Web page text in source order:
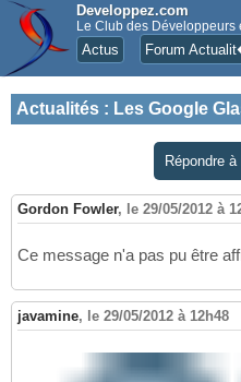
Developpez.com
Le Club des Développeurs
Actus Forum
Actualités : Les Google
Répondre
Gordon Fowler, le 29/05/2012 à
Ce message n'a pas pu être
javamine, le 29/05/2012 à 12h48